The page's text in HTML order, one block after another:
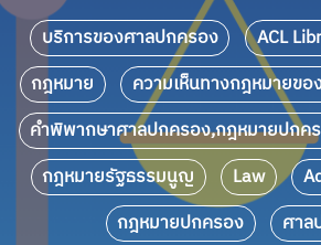
บริการของศาลปกครอง
ACL
กฎหมาย
ความเห็นทางกฎหมายข
คำพิพากษาศาลปกครอง,กฎหมายปก
กฎหมายรัฐธรรมนูญ
Law
กฎหมายปกครอง
ศาล